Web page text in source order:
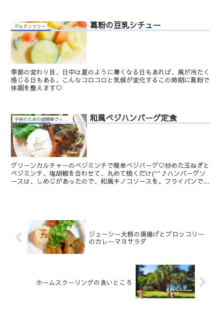
グルテンフリー 葛粉の豆乳シチュー
季節の変わり目、日中は夏のように暑くなる日もあれば、風が冷たく
感じる日もある、こんなコロコロと気候が変化するこの時期に葛粉で
体調を整えます♡
和風ベジハンバーグ定食
グリーンカルチャーのベジミンチで簡単ベジバーグ♡炒めた玉ねぎと
ベジミンチ、塩胡椒を合わせて、丸めて焼くだけ(^^♪ハンバーグソ
ースは、しめじがあったので、和風キノコソースを。フライパンで玉
ジューシー大根の唐揚げとブロッコリー
のカレーマヨサラダ
ホームスクーリングの良いところ